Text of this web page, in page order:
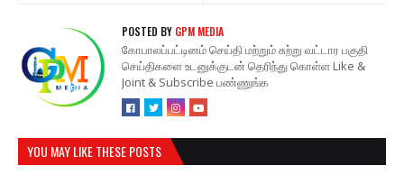
POSTED BY GPM MEDIA
கோபாலப்பட்டினம் செய்தி மற்றும் சுற்று வட்டார பகுதி
செய்திகளை உடனுக்குடன் தெரிந்து கொள்ள Like &
Joint & Subscribe பண்ணுங்க
YOU MAY LIKE THESE POSTS